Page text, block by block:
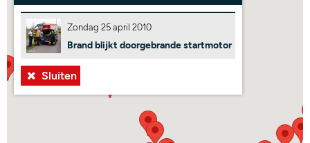
Zondag 25 april 2010
Brand blijkt doorgebrande startmotor
Sluiten